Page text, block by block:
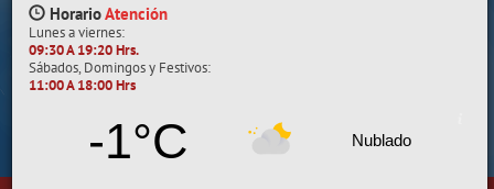
HorarioAtención
Lunes a viernes:
09:30 A 19:20 Hrs.
Sábados, Domingos y Festivos:
11:00 A 18:00 Hrs
-1°C Nublado